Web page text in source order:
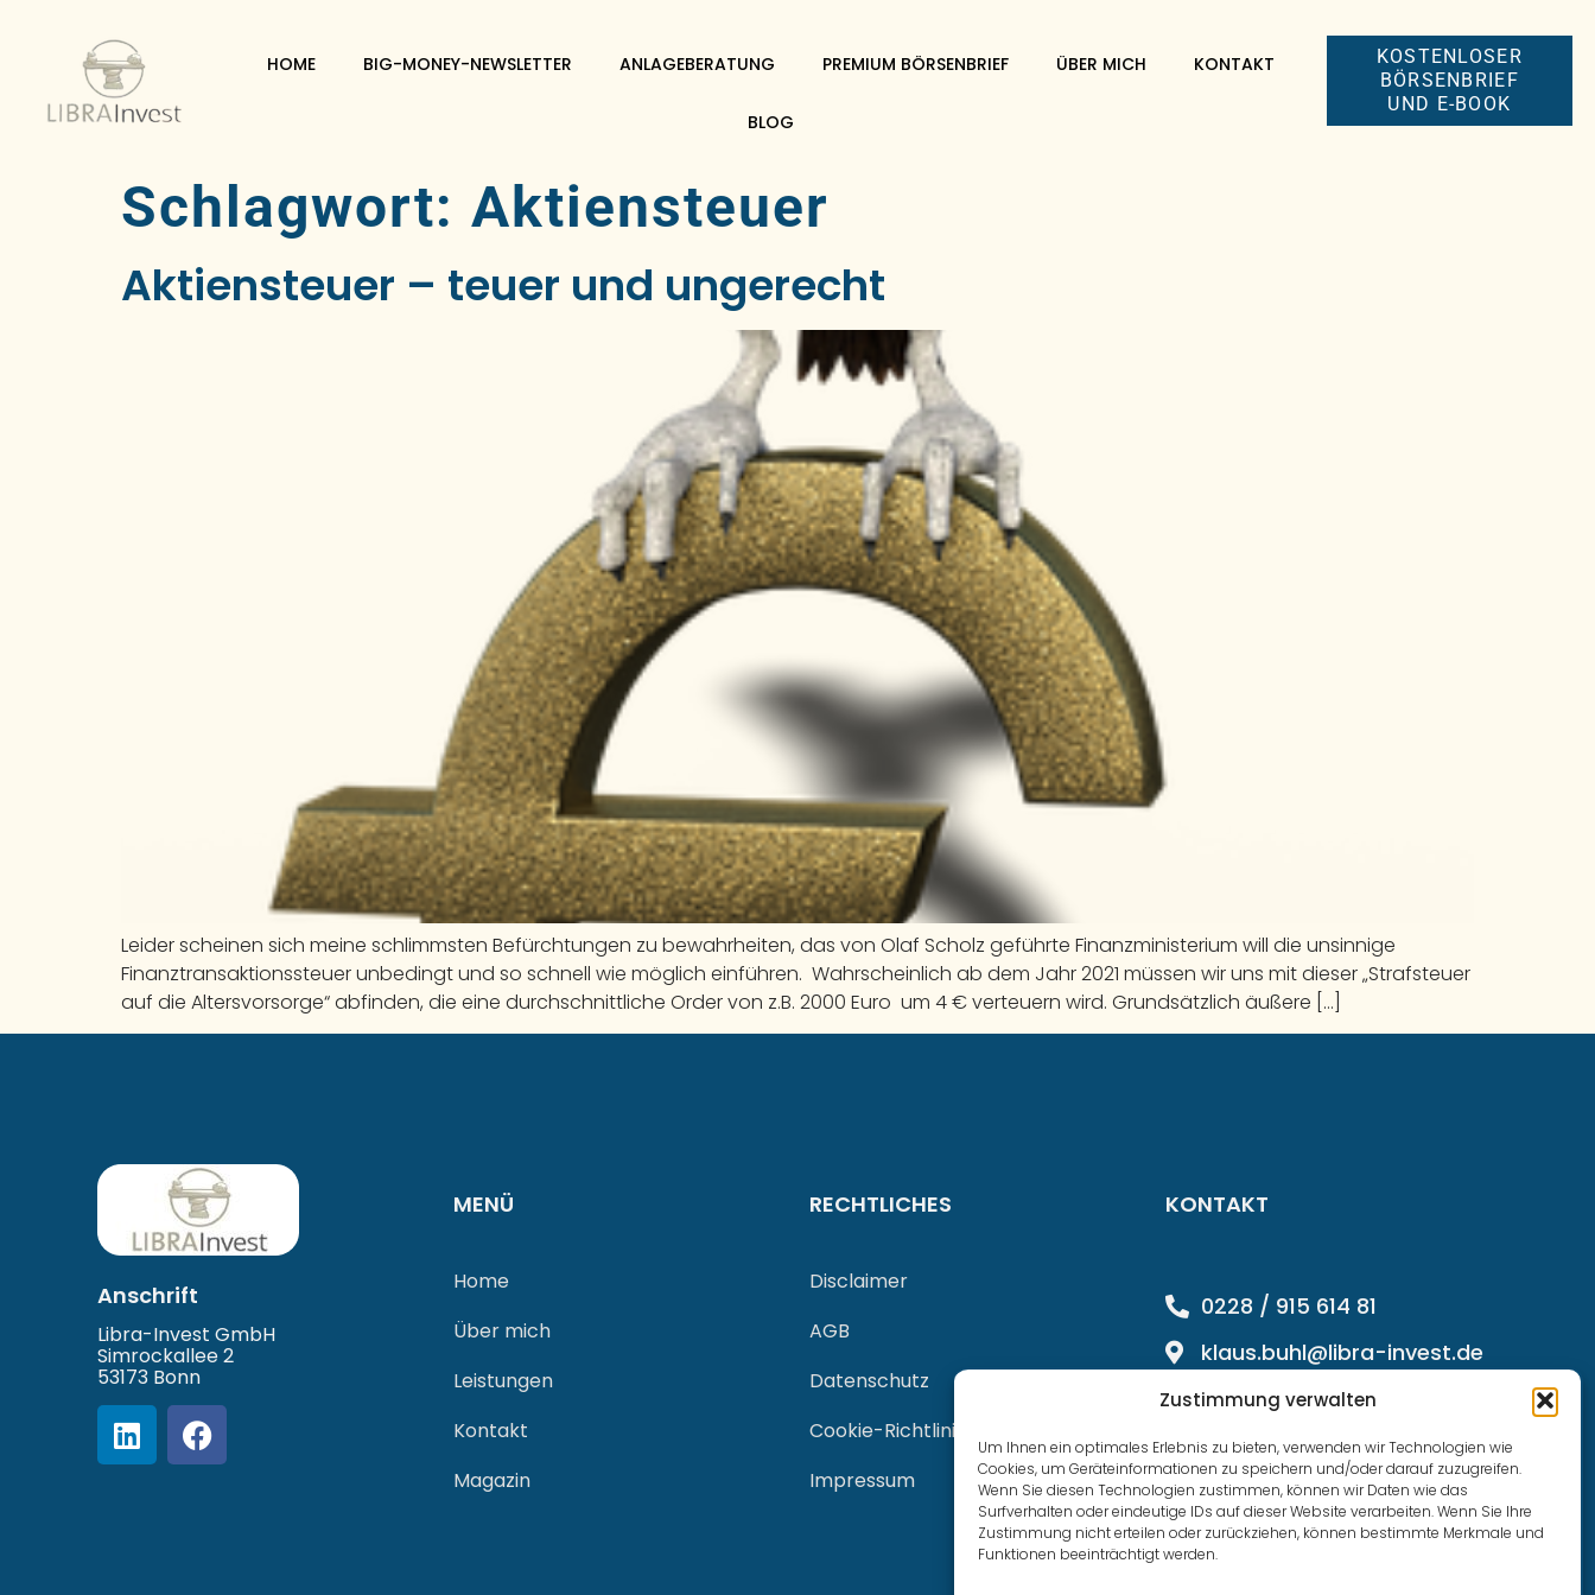
Zustimmung verwalten
Um Ihnen ein optimales Erlebnis zu bieten, verwenden wir Technologien wie
Cookies, um Geräteinformationen zu speichern und/oder darauf zuzugreifen.
Wenn Sie diesen Technologien zustimmen, können wir Daten wie das
Surfverhalten oder eindeutige IDs auf dieser Website verarbeiten. Wenn Sie Ihre
Zustimmung nicht erteilen oder zurückziehen, können bestimmte Merkmale und
Funktionen beeinträchtigt werden.
HOME BIG-MONEY-NEWSLETTER ANLAGEBERATUNG PREMIUM BÖRSENBRIEF ÜBER MICH KONTAKT
BLOG
KOSTENLOSER
BÖRSENBRIEF
UND E-BOOK
Schlagwort: Aktiensteuer
Aktiensteuer – teuer und ungerecht
Leider scheinen sich meine schlimmsten Befürchtungen zu bewahrheiten, das von Olaf Scholz geführte Finanzministerium will die unsinnige
Finanztransaktionssteuer unbedingt und so schnell wie möglich einführen. Wahrscheinlich ab dem Jahr 2021 müssen wir uns mit dieser „Strafsteuer
auf die Altersvorsorge“ abfinden, die eine durchschnittliche Order von z.B. 2000 Euro um 4 € verteuern wird. Grundsätzlich äußere […]
Anschrift
Libra-Invest GmbH
Simrockallee 2
53173 Bonn
MENÜ
Home
Über mich
Leistungen
Kontakt
Magazin
RECHTLICHES
Disclaimer
AGB
Datenschutz
Cookie-Richtlinie (EU)
Impressum
KONTAKT
0228 / 915 614 81
klaus.buhl@libra-invest.de